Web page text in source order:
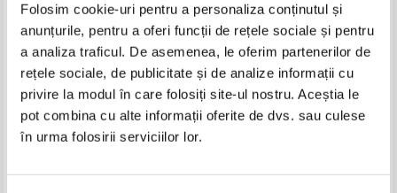
Folosim cookie-uri pentru a personaliza conținutul și
anunțurile, pentru a oferi funcții de rețele sociale și pentru
a analiza traficul. De asemenea, le oferim partenerilor de
rețele sociale, de publicitate și de analize informații cu
privire la modul în care folosiți site-ul nostru. Aceștia le
pot combina cu alte informații oferite de dvs. sau culese
în urma folosirii serviciilor lor.
Trandafirul Micului Print
Pret:30,00 Lei
Adaugă în coș
Georgia Heard - For the good of
the Earth and sun. Teaching
poetry
Pret:30,00Lei 22,50 Lei